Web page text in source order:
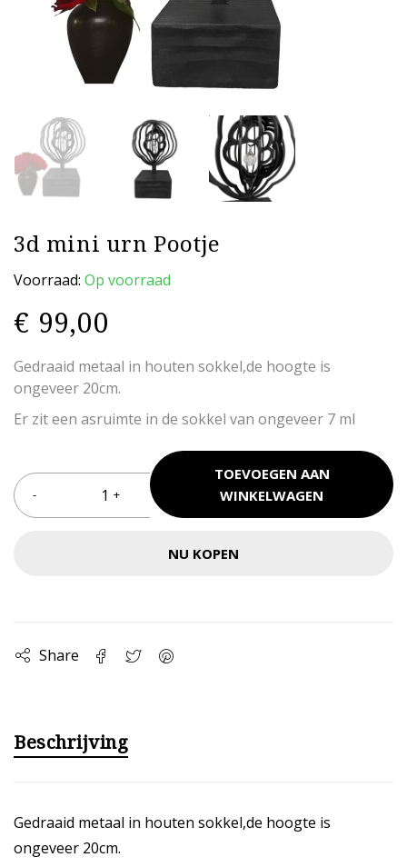
3d mini urn Pootje
Voorraad: Op voorraad
€ 99,00
Gedraaid metaal in houten sokkel,de hoogte is
ongeveer 20cm.
Er zit een asruimte in de sokkel van ongeveer 7 ml
TOEVOEGEN AAN
WINKELWAGEN
NU KOPEN
Share
Beschrijving
Gedraaid metaal in houten sokkel,de hoogte is
ongeveer 20cm.